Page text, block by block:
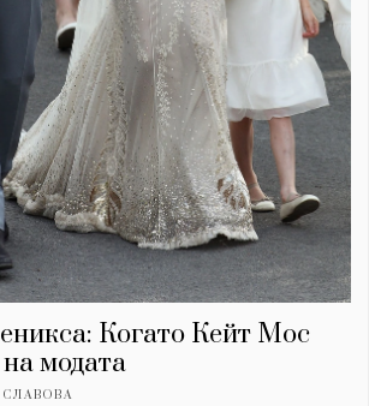
Когато Кейт Мос
модата
Instagram Twitter
Pinterest
Soundcloud
харесва, можете да се абонирате за
ни нюзлетър тук:
| Всички права запазени